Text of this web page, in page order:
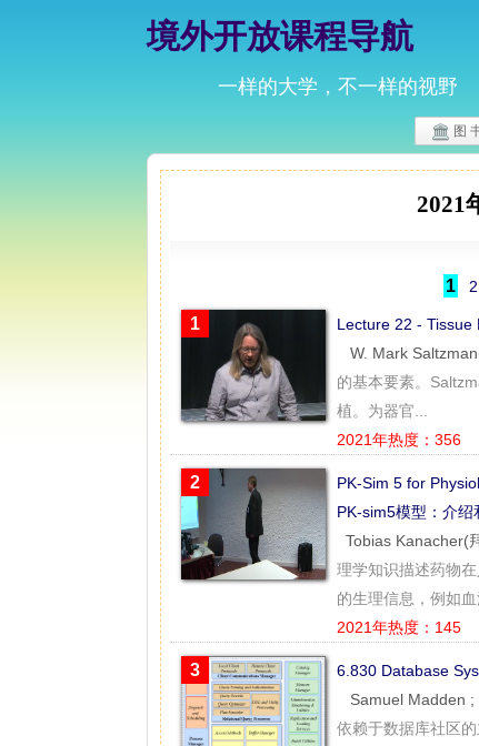
境外开放课程导航
一样的大学，不一样的视野
图
2021
1 2
1
Lecture 22 - Tissue
W. Mark
的基本要素。
植。为器官...
2021年热度：356
2
PK-Sim 5 for
PK-sim5模型：介绍
Tobias Kanacher(
理学知识描述药物
的生理信息，例如血
2021年热度：145
3
6.830 Database
Samuel Madden
依赖于数据库社区